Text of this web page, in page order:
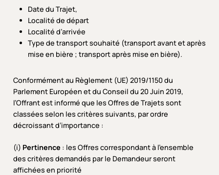
Date du Trajet,
Localité de départ
Localité d’arrivée
Type de transport souhaité (transport avant et après
mise en bière ; transport après mise en bière).
Conformément au Règlement (UE) 2019/1150 du
Parlement Européen et du Conseil du 20 Juin 2019,
l’Offrant est informé que les Offres de Trajets sont
classées selon les critères suivants, par ordre
décroissant d’importance :
(i) Pertinence : les Offres correspondant à l’ensemble
des critères demandés par le Demandeur seront
affichées en priorité